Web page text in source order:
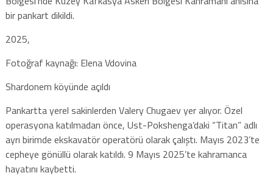
bir pankart dikildi.
2025,
Fotoğraf kaynağı: Elena Vdovina
Shardonem köyünde açıldı
Pankartta yerel sakinlerden Valery Chugaev yer alıyor. Özel
operasyona katılmadan önce, Ust-Pokshenga’daki “Titan” adlı
ayrı birimde ekskavatör operatörü olarak çalıştı. Mayıs 2023’te
cepheye gönüllü olarak katıldı. 9 Mayıs 2025’te kahramanca
hayatını kaybetti.